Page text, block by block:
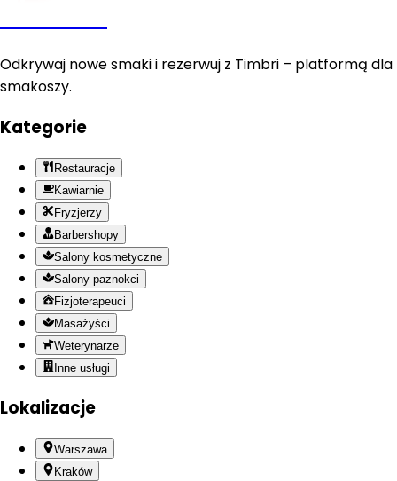
Odkrywaj nowe smaki i rezerwuj z Timbri – platformą dla
smakoszy.
Kategorie
Restauracje
Kawiarnie
Fryzjerzy
Barbershopy
Salony kosmetyczne
Salony paznokci
Fizjoterapeuci
Masażyści
Weterynarze
Inne usługi
Lokalizacje
Warszawa
Kraków